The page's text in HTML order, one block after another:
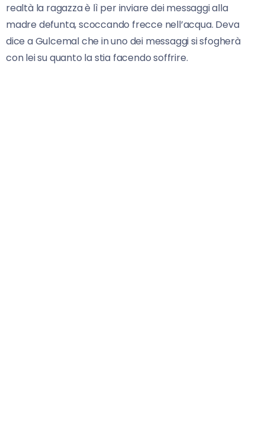
realtà la ragazza è lì per inviare dei messaggi alla
madre defunta, scoccando frecce nell’acqua. Deva
dice a Gulcemal che in uno dei messaggi si sfogherà
con lei su quanto la stia facendo soffrire.